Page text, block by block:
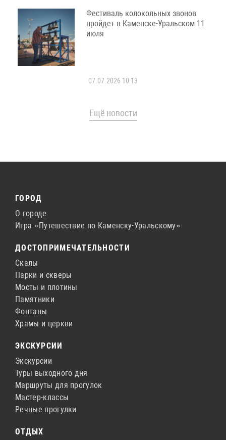
Фестиваль колокольных звонов
пройдет в Каменске-Уральском 11
июля
07.07.2026 10:13
Ещё новости
ГОРОД
О городе
Игра «Путешествие по Каменску-Уральскому»
ДОСТОПРИМЕЧАТЕЛЬНОСТИ
Скалы
Парки и скверы
Мосты и плотины
Памятники
Фонтаны
Храмы и церкви
ЭКСКУРСИИ
Экскурсии
Туры выходного дня
Маршруты для прогулок
Мастер-классы
Речные прогулки
ОТДЫХ